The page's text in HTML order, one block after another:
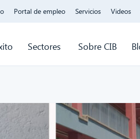
Portal de empleo Servicios Videos
Sectores Sobre CIB